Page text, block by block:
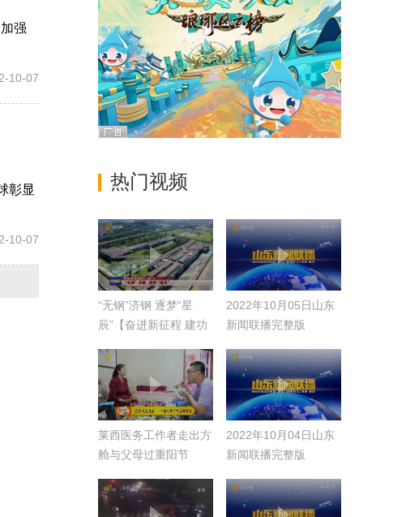
强
10-07
彰显
10-07
热门视频
​“无钢”济钢 逐梦“星
辰”【奋进新征程 建功
2022年10月05日山东
新闻联播完整版
莱西医务工作者走出方
舱与父母过重阳节
2022年10月04日山东
新闻联播完整版